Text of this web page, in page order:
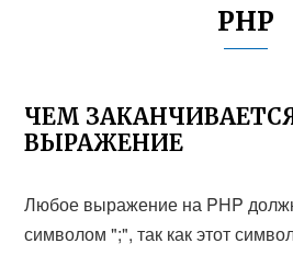
PHP
ЧЕМ
ВЫРАЖЕНИЕ
Любое выражение на PHP
символом ";", так как этот